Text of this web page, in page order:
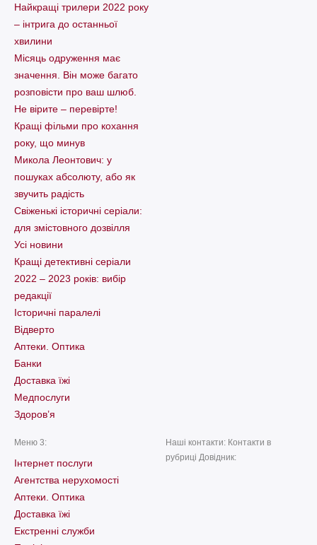
Найкращі трилери 2022 року
– інтрига до останньої
хвилини
Місяць одруження має
значення. Він може багато
розповісти про ваш шлюб.
Не вірите – перевірте!
Кращі фільми про кохання
року, що минув
Микола Леонтович: у
пошуках абсолюту, або як
звучить радість
Свіженькі історичні серіали:
для змістовного дозвілля
Усі новини
Кращі детективні серіали
2022 – 2023 років: вибір
редакції
Історичні паралелі
Відверто
Аптеки. Оптика
Банки
Доставка їжі
Медпослуги
Здоров’я
Меню 3:
Інтернет послуги
Агентства нерухомості
Аптеки. Оптика
Доставка їжі
Екстренні служби
Наші контакти: Контакти в
рубриці Довідник: